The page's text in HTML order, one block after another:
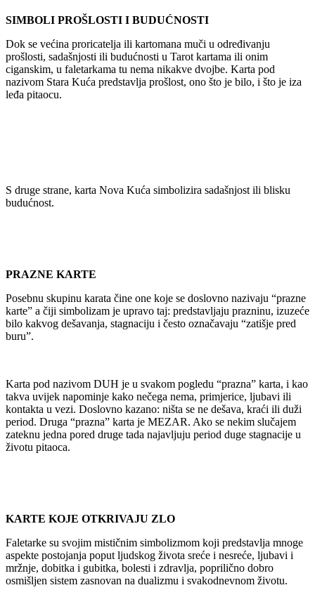
SIMBOLI PROŠLOSTI I BUDUĆNOSTI
Dok se većina proricatelja ili kartomana muči u određivanju
prošlosti, sadašnjosti ili budućnosti u Tarot kartama ili onim
ciganskim, u faletarkama tu nema nikakve dvojbe. Karta pod
nazivom Stara Kuća predstavlja prošlost, ono što je bilo, i što je iza
leđa pitaocu.
S druge strane, karta Nova Kuća simbolizira sadašnjost ili blisku
budućnost.
PRAZNE KARTE
Posebnu skupinu karata čine one koje se doslovno nazivaju “prazne
karte” a čiji simbolizam je upravo taj: predstavljaju prazninu, izuzeće
bilo kakvog dešavanja, stagnaciju i često označavaju “zatišje pred
buru”.
Karta pod nazivom DUH je u svakom pogledu “prazna” karta, i kao
takva uvijek napominje kako nečega nema, primjerice, ljubavi ili
kontakta u vezi. Doslovno kazano: ništa se ne dešava, kraći ili duži
period. Druga “prazna” karta je MEZAR. Ako se nekim slučajem
zateknu jedna pored druge tada najavljuju period duge stagnacije u
životu pitaoca.
KARTE KOJE OTKRIVAJU ZLO
Faletarke su svojim mističnim simbolizmom koji predstavlja mnoge
aspekte postojanja poput ljudskog života sreće i nesreće, ljubavi i
mržnje, dobitka i gubitka, bolesti i zdravlja, poprilično dobro
osmišljen sistem zasnovan na dualizmu i svakodnevnom životu.